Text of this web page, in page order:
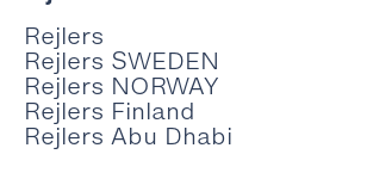
Rejlers
Rejlers SWEDEN
Rejlers NORWAY
Rejlers Finland
Rejlers Abu Dhabi